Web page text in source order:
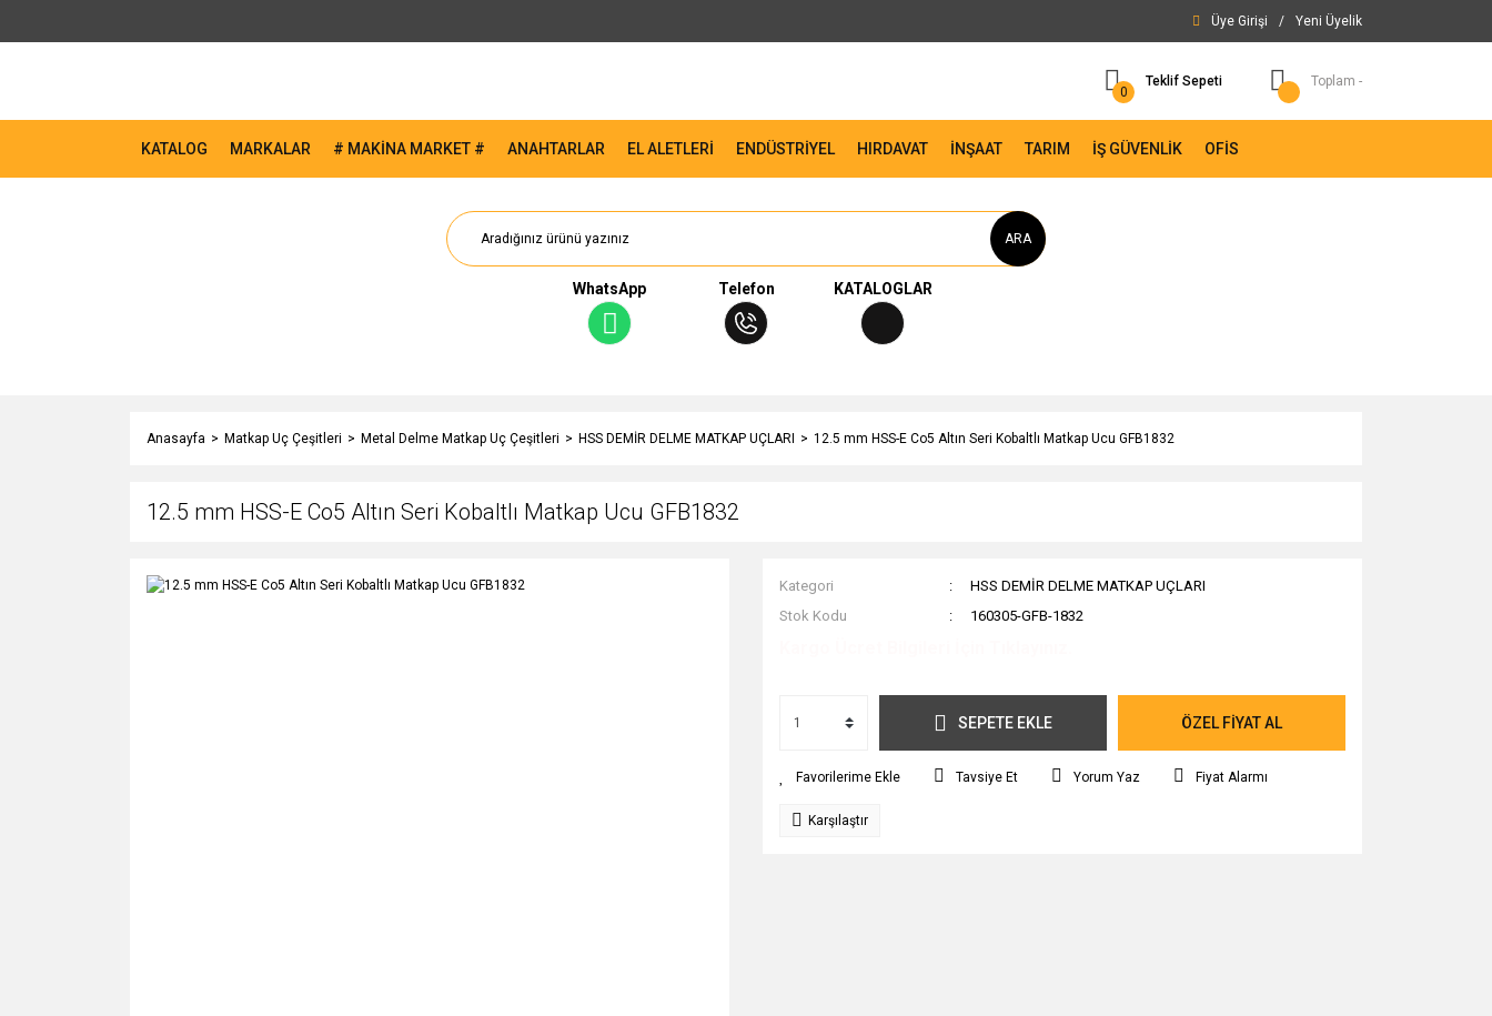
Üye Girişi / Yeni Üyelik
0
Teklif Sepeti Toplam -
KATALOG MARKALAR # MAKİNA MARKET # ANAHTARLAR EL ALETLERİ ENDÜSTRİYEL HIRDAVAT İNŞAAT TARIM İŞ GÜVENLİK OFİS
ARA
WhatsApp Telefon KATALOGLAR
Anasayfa Matkap Uç Çeşitleri Metal Delme Matkap Uç Çeşitleri HSS DEMİR DELME MATKAP UÇLARI 12.5 mm HSS-E Co5 Altın Seri Kobaltlı Matkap Ucu GFB1832
12.5 mm HSS-E Co5 Altın Seri Kobaltlı Matkap Ucu GFB1832
Kategori
HSS DEMİR DELME MATKAP UÇLARI
Stok Kodu
160305-GFB-1832
SEPETE EKLE ÖZEL FİYAT AL
Tavsiye Et Yorum Yaz Fiyat Alarmı
Karşılaştır